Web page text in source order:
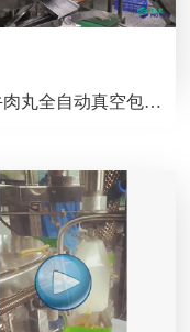
魅牛牛肉丸全自动真空包装解决方案视频